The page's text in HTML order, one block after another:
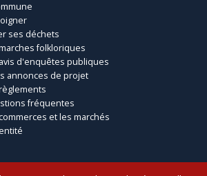
ses déchets
folkloriques
d'enquêtes publiques
annonces de projet
fréquentes
et les marchés